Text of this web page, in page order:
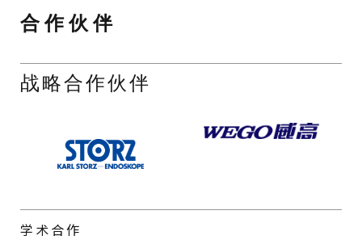
合 作 伙 伴
战略合作伙伴
学术合作